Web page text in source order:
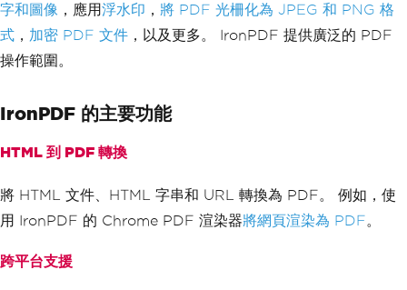
字和圖像 ，應用浮水印 ， 將 PDF 光柵化為 JPEG 和 PNG 格
式 ， 加密 PDF 文件 ，以及更多。 IronPDF 提供廣泛的 PDF
操作範圍。
IronPDF 的主要功能
HTML 到 PDF 轉換
將 HTML 文件、HTML 字串和 URL 轉換為 PDF。 例如，使
用 IronPDF 的 Chrome PDF 渲染器將網頁渲染為 PDF。
跨平台支援